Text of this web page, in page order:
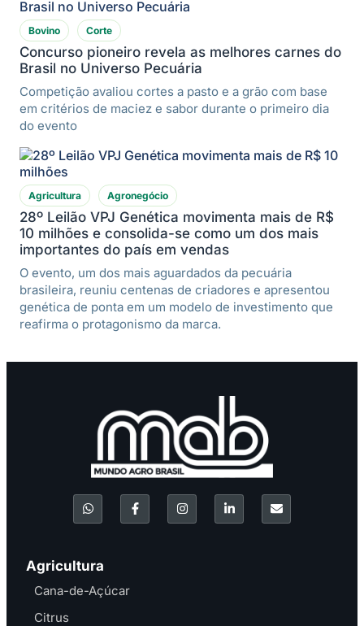
Bovino Corte
Concurso pioneiro revela as melhores carnes do
Brasil no Universo Pecuária
Competição avaliou cortes a pasto e a grão com base
em critérios de maciez e sabor durante o primeiro dia
do evento
Agricultura Agronegócio
28º Leilão VPJ Genética movimenta mais de R$
10 milhões e consolida-se como um dos mais
importantes do país em vendas
O evento, um dos mais aguardados da pecuária
brasileira, reuniu centenas de criadores e apresentou
genética de ponta em um modelo de investimento que
reafirma o protagonismo da marca.
Agricultura
Cana-de-Açúcar
Citrus